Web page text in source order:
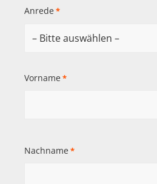
Anrede *
Vorname *
Nachname *